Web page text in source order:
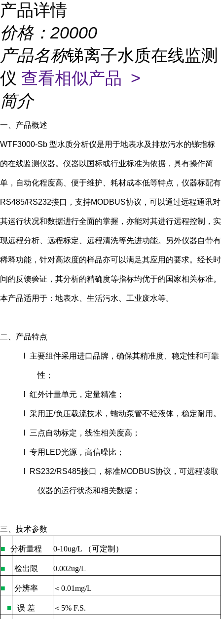
产品详情
价格： 20000
产品名称锑离子水质在线监测
仪 查看相似产品 >
简介
一、产品概述
WTF3000-Sb 型水质分析仪是用于地表水及排放污水的锑指标
的在线监测仪器。仪器以国标或行业标准为依据，具有操作简
单，自动化程度高、便于维护、耗材成本低等特点，仪器标配有
RS485/RS232接口，支持MODBUS协议，可以通过远程通讯对
其运行状况和数据进行全面的掌握，亦能对其进行远程控制，实
现远程分析、远程标定、远程清洗等先进功能。另外仪器自带有
稀释功能，针对高浓度的样品亦可以满足其应用的要求。经长时
间的反馈验证，其分析的精确度等指标均优于的国家相关标准。
本产品适用于：地表水、生活污水、工业废水等。
二、产品特点
l 主要组件采用进口品牌，确保其精准度、稳定性和可靠
性；
l 红外计量单元，定量精准；
l 采用正/负压载流技术，蠕动泵管不经液体，稳定耐用。
l 三点自动标定，线性相关度高；
l 专用LED光源，高信噪比；
l RS232/RS485接口，标准MODBUS协议，可远程读取
仪器的运行状态和相关数据；
三、技术参数
■ 分析量程 0-10ug/L （可定制）
■ 检出限 0.002ug/L
■ 分辨率 ＜ 0.01mg/L
■ 误 差 ＜ 5% F.S.